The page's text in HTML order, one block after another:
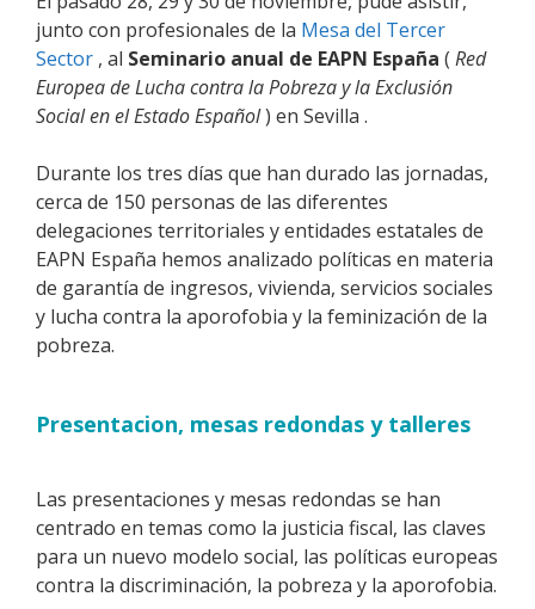
junto con profesionales de la Mesa del Tercer
Sector , al Seminario anual de EAPN España ( Red
Europea de Lucha contra la Pobreza y la Exclusión
Social en el Estado Español) en Sevilla .
Durante los tres días que han durado las jornadas,
cerca de 150 personas de las diferentes
delegaciones territoriales y entidades estatales de
EAPN España hemos analizado políticas en materia
de garantía de ingresos, vivienda, servicios sociales
y lucha contra la aporofobia y la feminización de la
pobreza.
Presentacion, mesas redondas y talleres
Las presentaciones y mesas redondas se han
centrado en temas como la justicia fiscal, las claves
para un nuevo modelo social, las políticas europeas
contra la discriminación, la pobreza y la aporofobia.